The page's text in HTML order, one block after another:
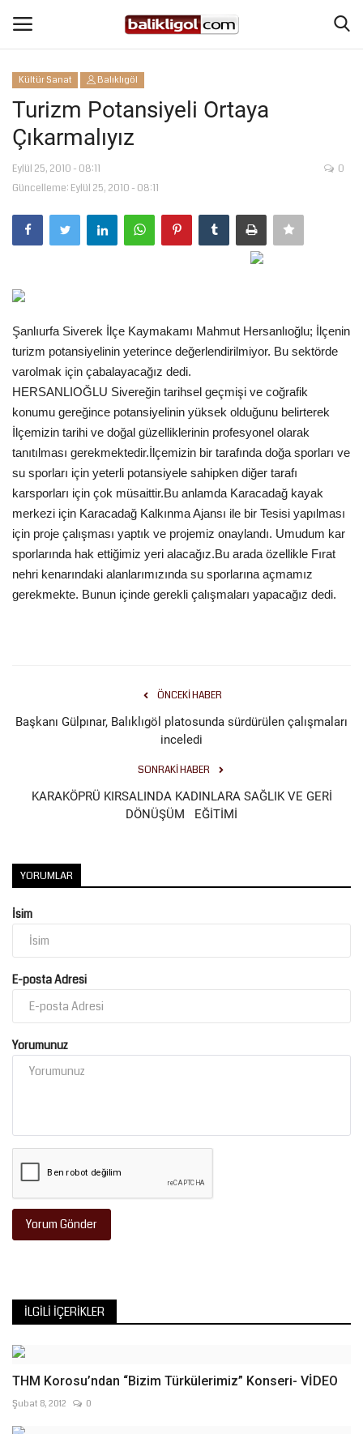
Giriş Yap
Anasayfa
Köşe Yazıları
Magazin
Spor
Gündem
Tekno Bilim
Ekonomi
Siyaset
Galeriler
Yaşam
İletişim
Kültür Sanat Balıklıgöl
Turizm Potansiyeli Ortaya
Çıkarmalıyız
Eylül 25, 2010 - 08:11
Güncelleme: Eylül 25, 2010 - 08:11
0
Şanlıurfa Siverek İlçe Kaymakamı Mahmut Hersanlıoğlu; İlçenin
turizm potansiyelinin yeterince değerlendirilmiyor. Bu sektörde
varolmak için çabalayacağız dedi.
HERSANLIOĞLU Sivereğin tarihsel geçmişi ve coğrafik
konumu gereğince potansiyelinin yüksek olduğunu belirterek
İlçemizin tarihi ve doğal güzelliklerinin profesyonel olarak
tanıtılması gerekmektedir.İlçemizin bir tarafında doğa sporları ve
su sporları için yeterli potansiyele sahipken diğer tarafı
karsporları için çok müsaittir.Bu anlamda Karacadağ kayak
merkezi için Karacadağ Kalkınma Ajansı ile bir Tesisi yapılması
için proje çalışması yaptık ve projemiz onaylandı. Umudum kar
sporlarında hak ettiğimiz yeri alacağız.Bu arada özellikle Fırat
nehri kenarındaki alanlarımızında su sporlarına açmamız
gerekmekte. Bunun içinde gerekli çalışmaları yapacağız dedi.
ÖNCEKI HABER
Başkanı Gülpınar, Balıklıgöl platosunda sürdürülen çalışmaları
inceledi
SONRAKI HABER
KARAKÖPRÜ KIRSALINDA KADINLARA SAĞLIK VE GERİ
DÖNÜŞÜM EĞİTİMİ
YORUMLAR
İsim
E-posta Adresi
Yorumunuz
Yorum Gönder
İLGILI İÇERIKLER
THM Korosu’ndan “Bizim Türkülerimiz” Konseri- VİDEO
Şubat 8, 2012 0